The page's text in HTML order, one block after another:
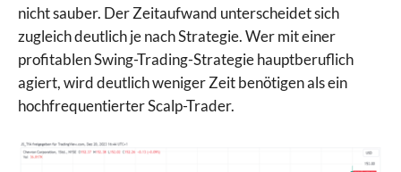
nicht sauber. Der Zeitaufwand unterscheidet sich
zugleich deutlich je nach Strategie. Wer mit einer
profitablen Swing-Trading-Strategie hauptberuflich
agiert, wird deutlich weniger Zeit benötigen als ein
hochfrequentierter Scalp-Trader.